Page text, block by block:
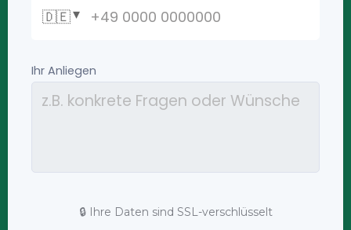
🔒 Ihre Daten sind SSL-verschlüsselt